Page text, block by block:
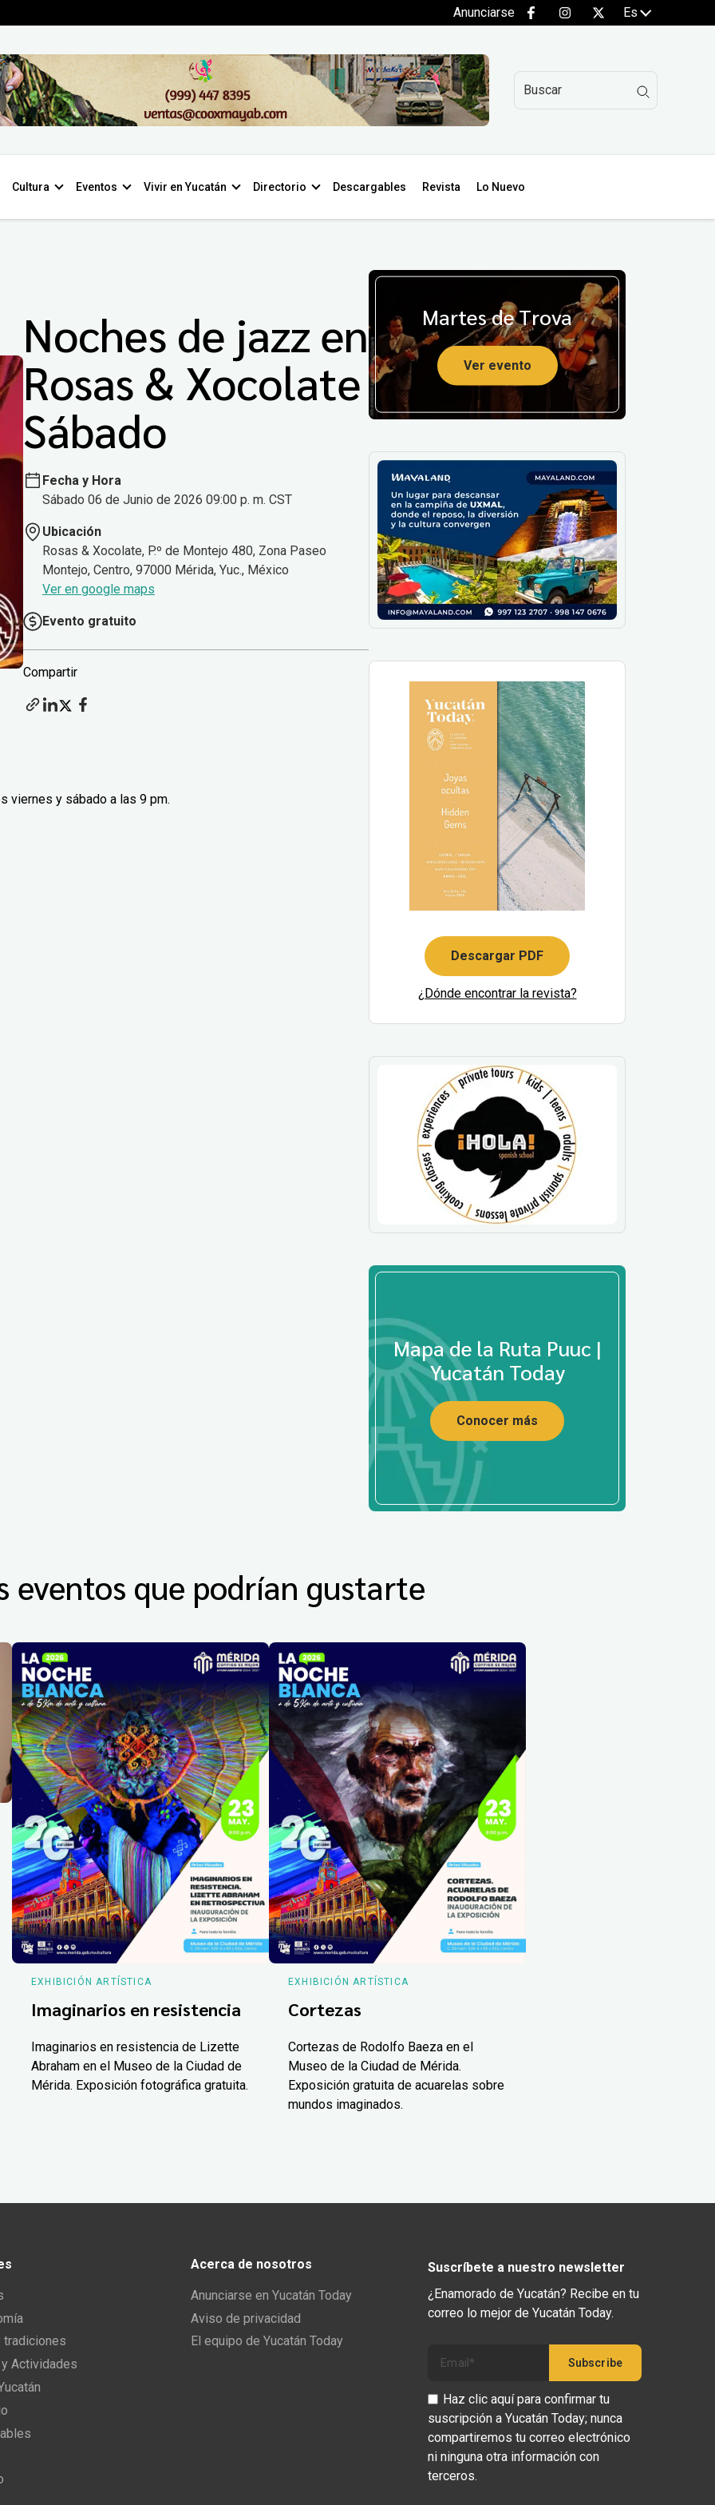
Anunciarse Es
Cultura Eventos Vivir en Yucatán Directorio Descargables Revista Lo Nuevo
Noches de jazz en
Rosas & Xocolate
Sábado
Fecha y Hora
Sábado 06 de Junio de 2026 09:00 p. m. CST
Ubicación
Rosas & Xocolate, P.º de Montejo 480, Zona Paseo
Montejo, Centro, 97000 Mérida, Yuc., México
Ver en google maps
Evento gratuito
Compartir
viernes y sábado a las 9 pm.
Martes de Trova
Ver evento
Descargar PDF
¿Dónde encontrar la revista?
Mapa de la Ruta Puuc |
Yucatán Today
Conocer más
eventos que podrían gustarte
EXHIBICIÓN ARTÍSTICA
Imaginarios en resistencia
Imaginarios en resistencia de Lizette
Abraham en el Museo de la Ciudad de
Mérida. Exposición fotográfica gratuita.
EXHIBICIÓN ARTÍSTICA
Cortezas
Cortezas de Rodolfo Baeza en el
Museo de la Ciudad de Mérida.
Exposición gratuita de acuarelas sobre
mundos imaginados.
tradiciones
Actividades
Acerca de nosotros
Anunciarse en Yucatán Today
Aviso de privacidad
El equipo de Yucatán Today
Suscríbete a nuestro newsletter
¿Enamorado de Yucatán? Recibe en tu
correo lo mejor de Yucatán Today.
Haz clic aquí para confirmar tu
suscripción a Yucatán Today; nunca
compartiremos tu correo electrónico
ni ninguna otra información con
terceros.